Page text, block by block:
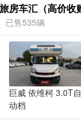
已售535辆
巨威 依维柯 3.0T自
动档